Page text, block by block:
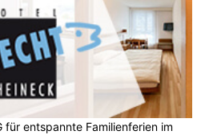
für entspannte Familienferien im